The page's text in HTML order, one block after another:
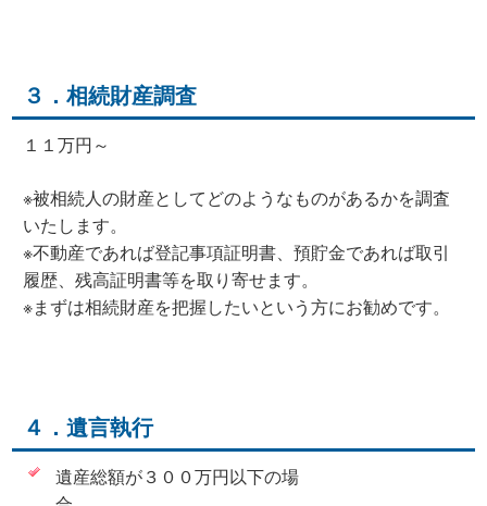
３．相続財産調査
１１万円～
※被相続人の財産としてどのようなものがあるかを調査
いたします。
※不動産であれば登記事項証明書、預貯金であれば取引
履歴、残高証明書等を取り寄せます。
※まずは相続財産を把握したいという方にお勧めです。
４．遺言執行
遺産総額が３００万円以下の場